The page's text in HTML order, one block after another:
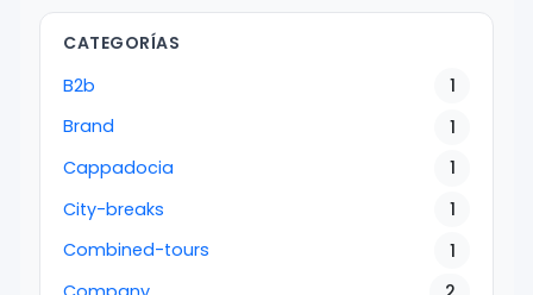
CATEGORÍAS
B2b
1
Brand
1
Cappadocia
1
City-breaks
1
Combined-tours
1